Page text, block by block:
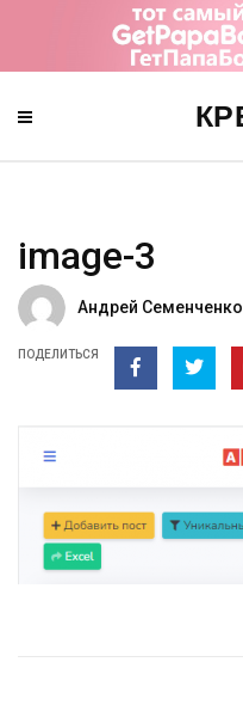
image-3
Андрей Семенченко
ПОДЕЛИТЬСЯ